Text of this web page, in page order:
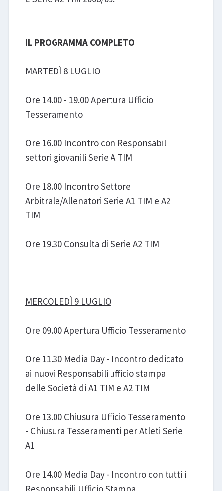
IL PROGRAMMA COMPLETO
MARTEDÌ 8 LUGLIO
Ore 14.00 - 19.00 Apertura Ufficio
Tesseramento
Ore 16.00 Incontro con Responsabili
settori giovanili Serie A TIM
Ore 18.00 Incontro Settore
Arbitrale/Allenatori Serie A1 TIM e A2
TIM
Ore 19.30 Consulta di Serie A2 TIM
MERCOLEDÌ 9 LUGLIO
Ore 09.00 Apertura Ufficio Tesseramento
Ore 11.30 Media Day - Incontro dedicato
ai nuovi Responsabili ufficio stampa
delle Società di A1 TIM e A2 TIM
Ore 13.00 Chiusura Ufficio Tesseramento
- Chiusura Tesseramenti per Atleti Serie
A1
Ore 14.00 Media Day - Incontro con tutti i
Responsabili Ufficio Stampa